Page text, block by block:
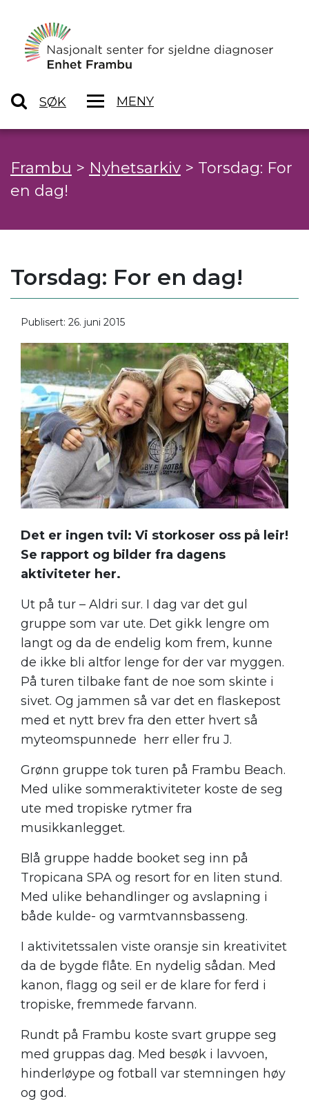
SØK MENY
Frambu > Nyhetsarkiv > Torsdag: For
en dag!
Torsdag: For en dag!
Publisert: 26. juni 2015
Det er ingen tvil: Vi storkoser oss på leir!
Se rapport og bilder fra dagens
aktiviteter her.
Ut på tur – Aldri sur. I dag var det gul
gruppe som var ute. Det gikk lengre om
langt og da de endelig kom frem, kunne
de ikke bli altfor lenge for der var myggen.
På turen tilbake fant de noe som skinte i
sivet. Og jammen så var det en flaskepost
med et nytt brev fra den etter hvert så
myteomspunnede herr eller fru J.
Grønn gruppe tok turen på Frambu Beach.
Med ulike sommeraktiviteter koste de seg
ute med tropiske rytmer fra
musikkanlegget.
Blå gruppe hadde booket seg inn på
Tropicana SPA og resort for en liten stund.
Med ulike behandlinger og avslapning i
både kulde- og varmtvannsbasseng.
I aktivitetssalen viste oransje sin kreativitet
da de bygde flåte. En nydelig sådan. Med
kanon, flagg og seil er de klare for ferd i
tropiske, fremmede farvann.
Rundt på Frambu koste svart gruppe seg
med gruppas dag. Med besøk i lavvoen,
hinderløype og fotball var stemningen høy
og god.